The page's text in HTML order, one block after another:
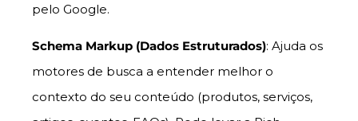
pelo Google.
Schema Markup (Dados Estruturados): Ajuda os
motores de busca a entender melhor o
contexto do seu conteúdo (produtos, serviços,